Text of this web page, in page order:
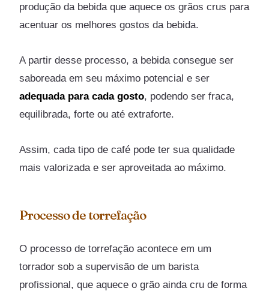
produção da bebida que aquece os grãos crus para
acentuar os melhores gostos da bebida.
A partir desse processo, a bebida consegue ser
saboreada em seu máximo potencial e ser
adequada para cada gosto, podendo ser fraca,
equilibrada, forte ou até extraforte.
Assim, cada tipo de café pode ter sua qualidade
mais valorizada e ser aproveitada ao máximo.
Processo de torrefação
O processo de torrefação acontece em um
torrador sob a supervisão de um barista
profissional, que aquece o grão ainda cru de forma